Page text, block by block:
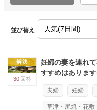
並び替え
解決
30 回答
妊婦の妻を連れ
すすめはあります
夫婦 妊婦
草津・尻焼・花敷